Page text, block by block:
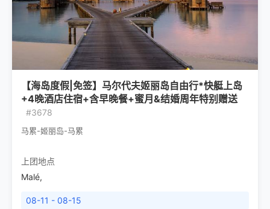
【海岛度假|免签】马尔代夫姬丽岛自由行*快艇上岛
+4晚酒店住宿+含早晚餐+蜜月&结婚周年特别赠送
#3678
马累-姬丽岛-马累
上团地点
Malé,
08-11 - 08-15